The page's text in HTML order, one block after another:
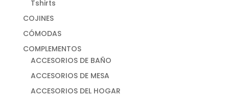
Tshirts
COJINES
CÓMODAS
COMPLEMENTOS
ACCESORIOS DE BAÑO
ACCESORIOS DE MESA
ACCESORIOS DEL HOGAR